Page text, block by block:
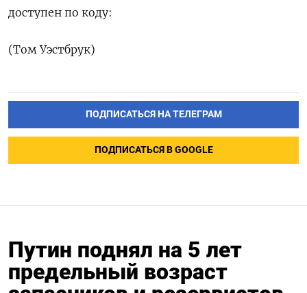
доступен по коду:
(Том Уэстбрук)
ПОДПИСАТЬСЯ НА ТЕЛЕГРАМ
ПОДПИСАТЬСЯ В GOOGLE
Путин поднял на 5 лет
предельный возраст